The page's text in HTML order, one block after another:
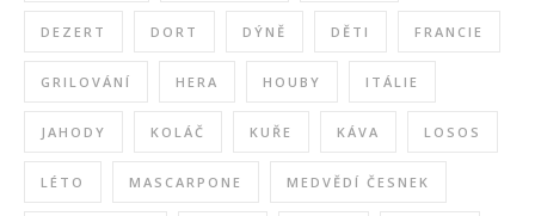
DEZERT DORT DÝNĚ DĚTI FRANCIE
GRILOVÁNÍ HERA HOUBY ITÁLIE
JAHODY KOLÁČ KUŘE KÁVA LOSOS
LÉTO MASCARPONE MEDVĚDÍ ČESNEK